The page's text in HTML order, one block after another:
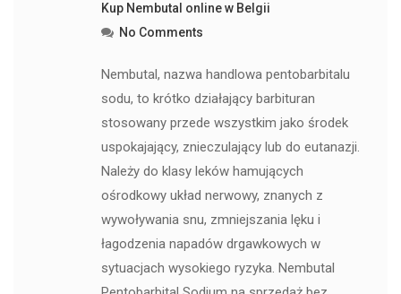
Kup Nembutal online w Belgii
No Comments
Nembutal, nazwa handlowa pentobarbitalu
sodu, to krótko działający barbituran
stosowany przede wszystkim jako środek
uspokajający, znieczulający lub do eutanazji.
Należy do klasy leków hamujących
ośrodkowy układ nerwowy, znanych z
wywoływania snu, zmniejszania lęku i
łagodzenia napadów drgawkowych w
sytuacjach wysokiego ryzyka. Nembutal